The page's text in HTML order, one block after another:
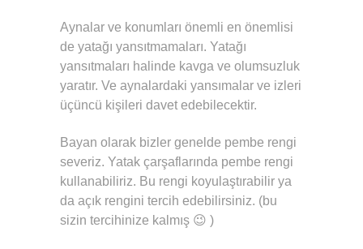
Aynalar ve konumları önemli en önemlisi
de yatağı yansıtmamaları. Yatağı
yansıtmaları halinde kavga ve olumsuzluk
yaratır. Ve aynalardaki yansımalar ve izleri
üçüncü kişileri davet edebilecektir.
Bayan olarak bizler genelde pembe rengi
severiz. Yatak çarşaflarında pembe rengi
kullanabiliriz. Bu rengi koyulaştırabilir ya
da açık rengini tercih edebilirsiniz. (bu
sizin tercihinize kalmış 😉 )